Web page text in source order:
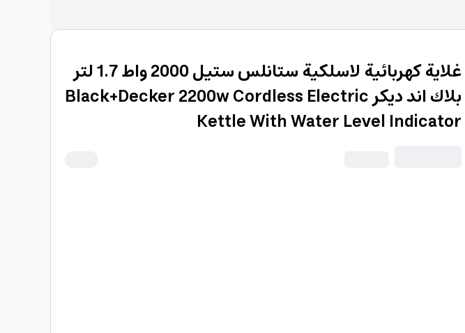
غلاية كهربائية لاسلكية ستانلس ستيل 2000 واط 1.7 لتر
بلاك اند ديكر Black+Decker 2200w Cordless Electric
Kettle With Water Level Indicator